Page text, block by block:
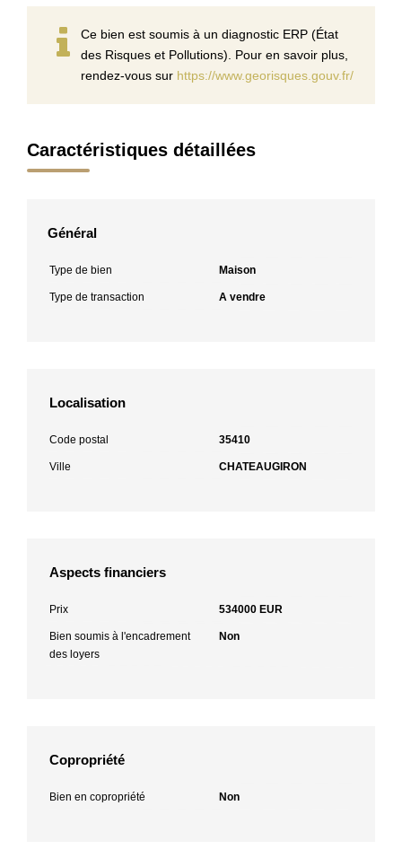
Ce bien est soumis à un diagnostic ERP (État
des Risques et Pollutions). Pour en savoir plus,
rendez-vous sur https://www.georisques.gouv.fr/
Caractéristiques détaillées
Général
Type de bien Maison
Type de transaction A vendre
Localisation
Code postal 35410
Ville CHATEAUGIRON
Aspects financiers
Prix 534000 EUR
Bien soumis à l'encadrement
des loyers
Non
Copropriété
Bien en copropriété Non